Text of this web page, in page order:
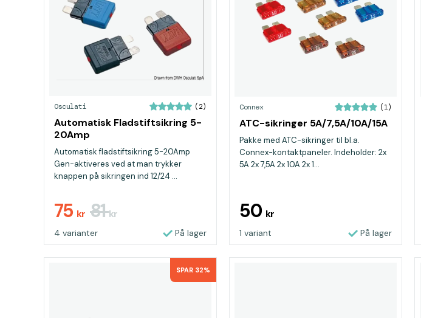
Osculati (2)
Automatisk Fladstiftsikring 5-
20Amp
Automatisk fladstiftsikring 5-20Amp
Gen-aktiveres ved at man trykker
knappen på sikringen ind 12/24 ...
75 kr 81kr
4 varianter På lager
Connex (1)
ATC-sikringer 5A/7,5A/10A/15A
Pakke med ATC-sikringer til bl.a.
Connex-kontaktpaneler. Indeholder: 2x
5A 2x 7,5A 2x 10A 2x 1...
50 kr
1 variant På lager
SPAR 32%